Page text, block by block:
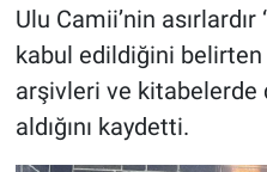
Ulu Camii’nin
kabul edildiğini belirten
arşivleri ve kitabelerde
aldığını kaydetti.